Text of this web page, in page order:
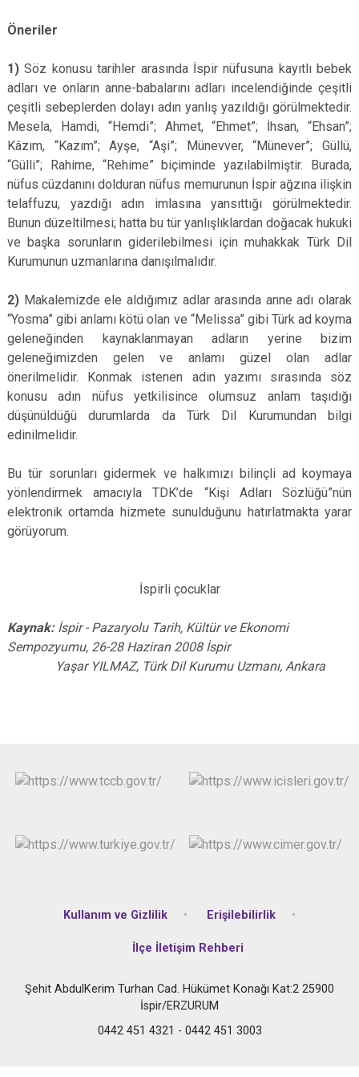
Öneriler
1) Söz konusu tarihler arasında İspir nüfusuna kayıtlı bebek
adları ve onların anne-babalarını adları incelendiğinde çeşitli
çeşitli sebeplerden dolayı adın yanlış yazıldığı görülmektedir.
Mesela, Hamdi, “Hemdi”; Ahmet, “Ehmet”; İhsan, “Ehsan”;
Kâzım, “Kazım”; Ayşe, “Aşi”; Münevver, “Münever”; Güllü,
“Gülli”; Rahime, “Rehime” biçiminde yazılabilmiştir. Burada,
nüfus cüzdanını dolduran nüfus memurunun İspir ağzına ilişkin
telaffuzu, yazdığı adın imlasına yansıttığı görülmektedir.
Bunun düzeltilmesi; hatta bu tür yanlışlıklardan doğacak hukuki
ve başka sorunların giderilebilmesi için muhakkak Türk Dil
Kurumunun uzmanlarına danışılmalıdır.
2) Makalemizde ele aldığımız adlar arasında anne adı olarak
“Yosma” gibi anlamı kötü olan ve “Melissa” gibi Türk ad koyma
geleneğinden kaynaklanmayan adların yerine bizim
geleneğimizden gelen ve anlamı güzel olan adlar
önerilmelidir. Konmak istenen adın yazımı sırasında söz
konusu adın nüfus yetkilisince olumsuz anlam taşıdığı
düşünüldüğü durumlarda da Türk Dil Kurumundan bilgi
edinilmelidir.
Bu tür sorunları gidermek ve halkımızı bilinçli ad koymaya
yönlendirmek amacıyla TDK’de “Kişi Adları Sözlüğü”nün
elektronik ortamda hizmete sunulduğunu hatırlatmakta yarar
görüyorum.
İspirli çocuklar
Kaynak:İspir - Pazaryolu Tarih, Kültür ve Ekonomi
Sempozyumu, 26-28 Haziran 2008 İspir
Yaşar YILMAZ, Türk Dil Kurumu Uzmanı, Ankara
Kullanım ve Gizlilik Erişilebilirlik
İlçe İletişim Rehberi
Şehit AbdulKerim Turhan Cad. Hükümet Konağı Kat:2 25900
İspir/ERZURUM
0442 451 4321 - 0442 451 3003